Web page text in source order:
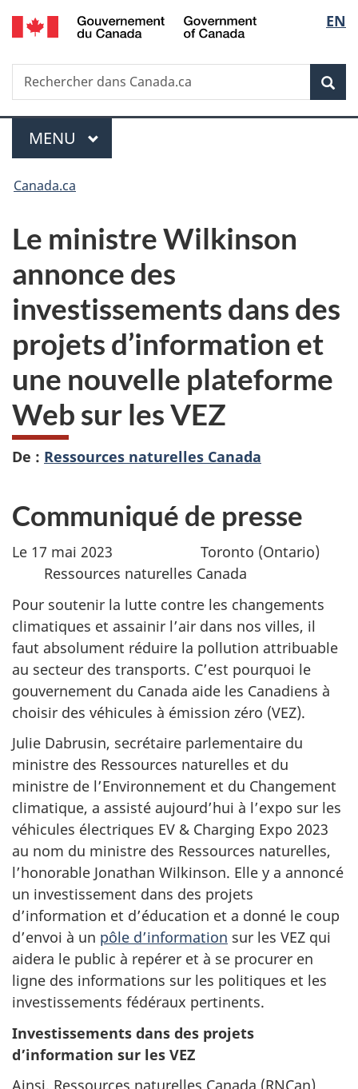
Passer
au
principal
Passer
à
Au
du
Passer
à
version
simplifiée
de
la
EN
Recherche
Rechercher
dans
Menu
MENU PRINCIPAL
Vous
ici :
Canada.ca
Le ministre Wilkinson
annonce des
investissements dans des
projets d’information et
une nouvelle plateforme
Web sur les VEZ
De : Ressources naturelles Canada
Communiqué de presse
Le 17 mai 2023 Toronto (Ontario)
Ressources naturelles Canada
Pour soutenir la lutte contre les changements
climatiques et assainir l’air dans nos villes, il
faut absolument réduire la pollution attribuable
au secteur des transports. C’est pourquoi le
gouvernement du Canada aide les Canadiens à
choisir des véhicules à émission zéro (VEZ).
Julie Dabrusin, secrétaire parlementaire du
ministre des Ressources naturelles et du
ministre de l’Environnement et du Changement
climatique, a assisté aujourd’hui à l’expo sur les
véhicules électriques EV & Charging Expo 2023
au nom du ministre des Ressources naturelles,
l’honorable Jonathan Wilkinson. Elle y a annoncé
un investissement dans des projets
d’information et d’éducation et a donné le coup
d’envoi à un pôle d’information sur les VEZ qui
aidera le public à repérer et à se procurer en
ligne des informations sur les politiques et les
investissements fédéraux pertinents.
Investissements dans des projets
d’information sur les VEZ